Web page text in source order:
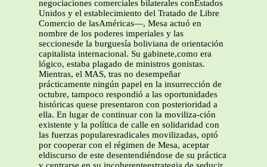
negociaciones comerciales bilaterales conEstados
Unidos y el establecimiento del Tratado de Libre
Comercio de lasAméricas—, Mesa actuó en
nombre de los poderes imperiales y las
seccionesde la burguesía boliviana de orientación
capitalista internacional. Su gabinete,como era
lógico, estaba plagado de ministros gonistas.
Mientras, el MAS, tras no desempeñar
prácticamente ningún papel en la insurrección de
octubre, tampoco respondió a las oportunidades
históricas quese presentaron con posterioridad a
ella. En lugar de continuar con la moviliza-ción
existente y la política de calle en solidaridad con
las fuerzas popularesradicales movilizadas, optó
por cooperar con el régimen de Mesa, aceptar
eldiscurso de este desentendiéndose de su práctica